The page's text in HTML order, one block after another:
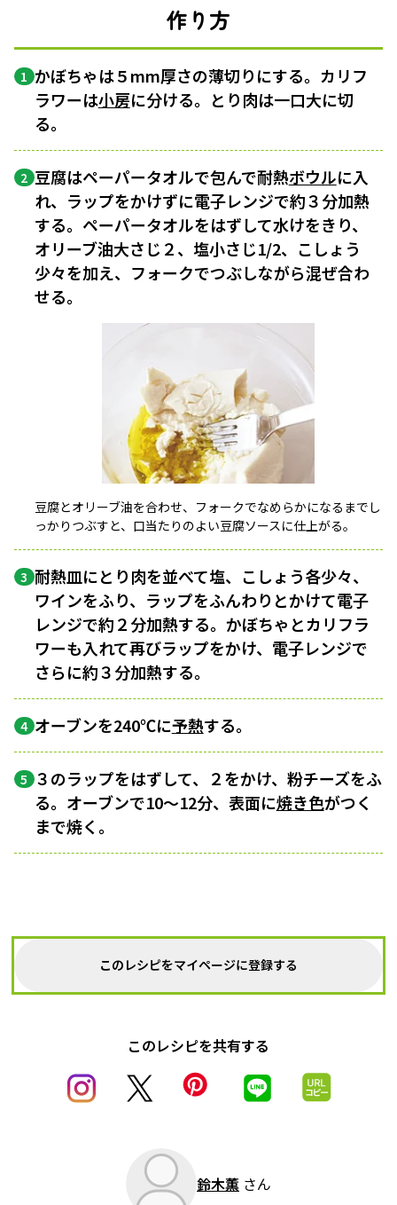
作り方
1 かぼちゃは５mm厚さの薄切りにする。カリフ
ラワーは小房に分ける。とり肉は一口大に切
る。
2 豆腐はペーパータオルで包んで耐熱ボウルに入
れ、ラップをかけずに電子レンジで約３分加熱
する。ペーパータオルをはずして水けをきり、
オリーブ油大さじ２、塩小さじ1/2、こしょう
少々を加え、フォークでつぶしながら混ぜ合わ
せる。
豆腐とオリーブ油を合わせ、フォークでなめらかになるまでし
っかりつぶすと、口当たりのよい豆腐ソースに仕上がる。
3 耐熱皿にとり肉を並べて塩、こしょう各少々、
ワインをふり、ラップをふんわりとかけて電子
レンジで約２分加熱する。かぼちゃとカリフラ
ワーも入れて再びラップをかけ、電子レンジで
さらに約３分加熱する。
4 オーブンを240℃に予熱する。
5 ３のラップをはずして、２をかけ、粉チーズをふ
る。オーブンで10〜12分、表面に焼き色がつく
まで焼く。
このレシピをマイページに登録する
このレシピを共有する
鈴木薫 さん